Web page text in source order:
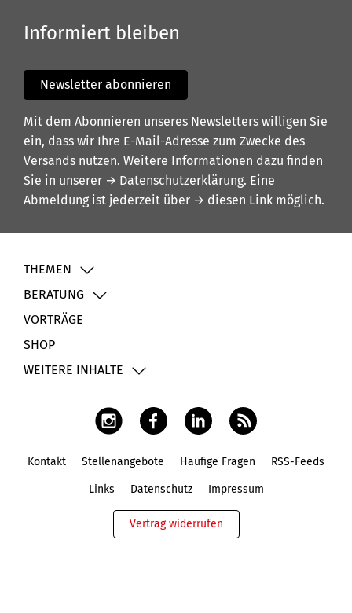
Informiert bleiben
Newsletter abonnieren
Mit dem Abonnieren unseres Newsletters willigen Sie
ein, dass wir Ihre E-Mail-Adresse zum Zwecke des
Versands nutzen. Weitere Informationen dazu finden
Sie in unserer → Datenschutzerklärung. Eine
Abmeldung ist jederzeit über → diesen Link möglich.
THEMEN
BERATUNG
VORTRÄGE
SHOP
WEITERE INHALTE
Kontakt Stellenangebote Häufige Fragen RSS-Feeds
Links Datenschutz Impressum
Vertrag widerrufen